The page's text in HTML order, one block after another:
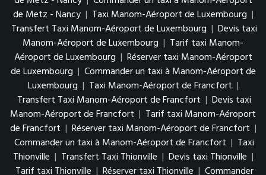
de Metz - Nancy | Taxi Manom-Aéroport de Luxembourg |
Transfert Taxi Manom-Aéroport de Luxembourg | Devis taxi
Manom-Aéroport de Luxembourg | Tarif taxi Manom-
Aéroport de Luxembourg | Réserver taxi Manom-Aéroport
de Luxembourg | Commander un taxi à Manom-Aéroport de
Luxembourg | Taxi Manom-Aéroport de Francfort |
Transfert Taxi Manom-Aéroport de Francfort | Devis taxi
Manom-Aéroport de Francfort | Tarif taxi Manom-Aéroport
de Francfort | Réserver taxi Manom-Aéroport de Francfort |
Commander un taxi à Manom-Aéroport de Francfort | Taxi
Thionville | Transfert Taxi Thionville | Devis taxi Thionville |
Tarif taxi Thionville | Réserver taxi Thionville | Commander